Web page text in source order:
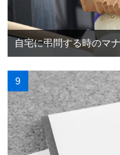
自宅に弔問する時のマ